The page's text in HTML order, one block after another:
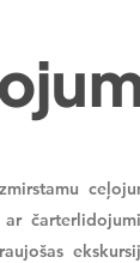
ar